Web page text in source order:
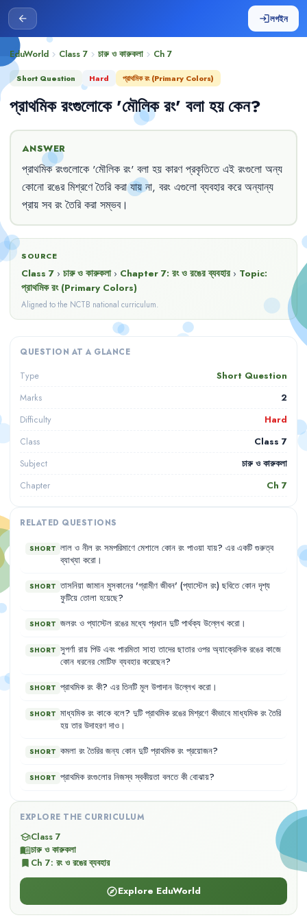
arrow_back loginলগইন
EduWorld chevron_right Class 7 chevron_right চারু ও কারুকলা chevron_right Ch 7
Short Question Hard প্রাথমিক রং (Primary Colors)
প্রাথমিক রংগুলোকে 'মৌলিক রং' বলা হয় কেন?
ANSWER
প্রাথমিক রংগুলোকে 'মৌলিক রং' বলা হয় কারণ প্রকৃতিতে এই রংগুলো অন্য
কোনো রঙের মিশ্রণে তৈরি করা যায় না, বরং এগুলো ব্যবহার করে অন্যান্য
প্রায় সব রং তৈরি করা সম্ভব।
SOURCE
Class 7 › চারু ও কারুকলা › Chapter 7: রং ও রঙের ব্যবহার › Topic:
প্রাথমিক রং (Primary Colors)
Aligned to the NCTB national curriculum.
QUESTION AT A GLANCE
Type Short Question
Marks 2
Difficulty Hard
Class Class 7
Subject চারু ও কারুকলা
Chapter Ch 7
RELATED QUESTIONS
SHORT লাল ও নীল রং সমপরিমাণে মেশালে কোন রং পাওয়া যায়? এর একটি গুরুত্ব
ব্যাখ্যা করো ।
SHORT তাসনিয়া জামান মুসকানের 'গ্রামীণ জীবন' (প্যাস্টেল রং) ছবিতে কোন দৃশ্য
ফুটিয়ে তোলা হয়েছে?
SHORT জলরং ও প্যাস্টেল রঙের মধ্যে প্রধান দুটি পার্থক্য উল্লেখ করো ।
SHORT সুপর্ণা রায় পিউ এবং পারমিতা সাহা তাদের ছাতার ওপর অ্যাক্রেলিক রঙের কাজে
কোন ধরনের মোটিফ ব্যবহার করেছেন?
SHORT প্রাথমিক রং কী? এর তিনটি মূল উপাদান উল্লেখ করো ।
SHORT মাধ্যমিক রং কাকে বলে? দুটি প্রাথমিক রঙের মিশ্রণে কীভাবে মাধ্যমিক রং তৈরি
হয় তার উদাহরণ দাও ।
SHORT কমলা রং তৈরির জন্য কোন দুটি প্রাথমিক রং প্রয়োজন?
SHORT প্রাথমিক রংগুলোর নিজস্ব স্বকীয়তা বলতে কী বোঝায়?
EXPLORE THE CURRICULUM
schoolClass 7
menu_bookচারু ও কারুকলা
bookmark Ch 7: রং ও রঙের ব্যবহার
exploreExplore EduWorld